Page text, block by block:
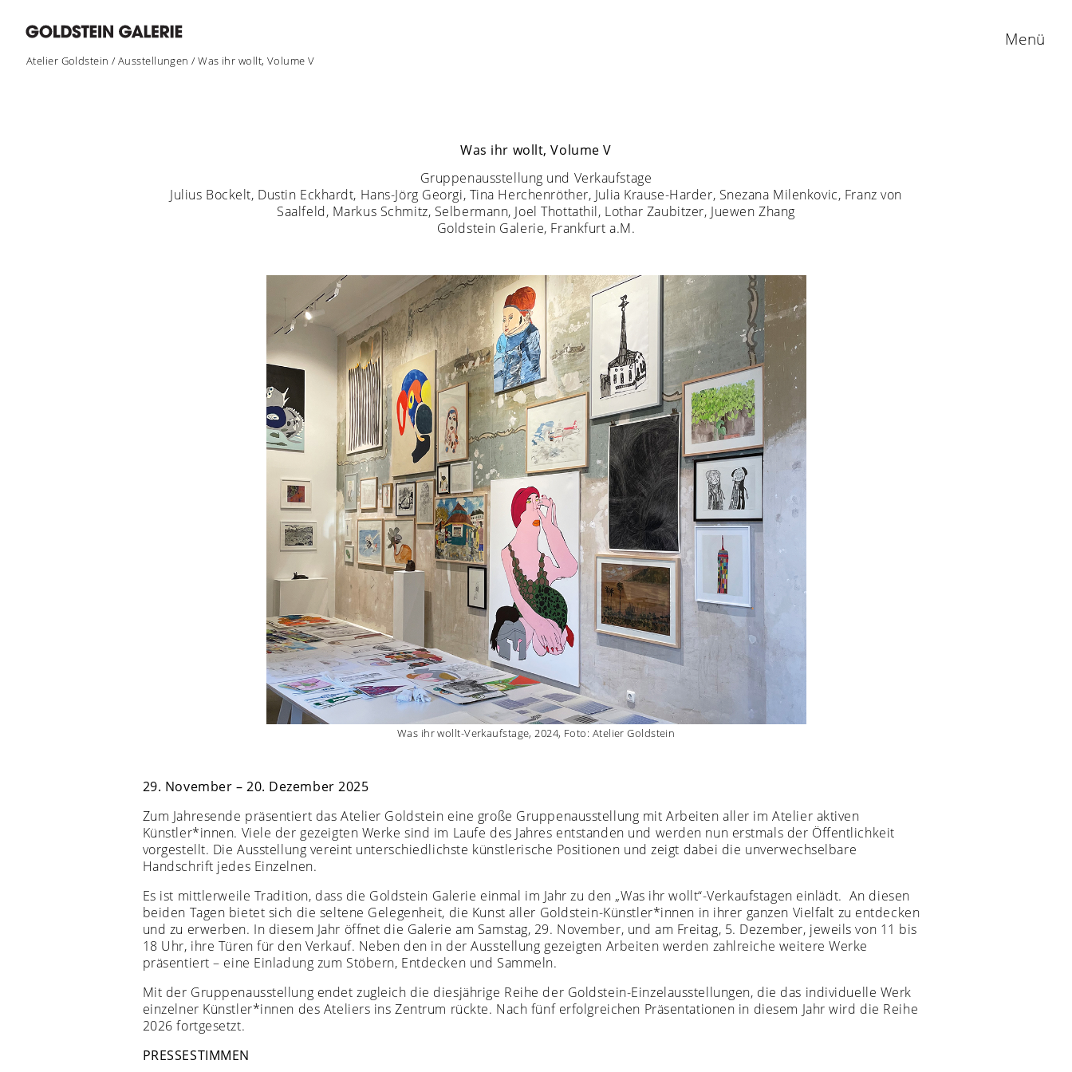
Atelier Goldstein /Ausstellungen /Was ihr wollt, Volume V
Menü
Was ihr wollt, Volume V
Gruppenausstellung und Verkaufstage
Julius Bockelt, Dustin Eckhardt, Hans-Jörg Georgi, Tina Herchenröther, Julia Krause-Harder, Snezana Milenkovic, Franz von
Saalfeld, Markus Schmitz, Selbermann, Joel Thottathil, Lothar Zaubitzer, Juewen Zhang
Goldstein Galerie, Frankfurt a.M.
Was ihr wollt-Verkaufstage, 2024, Foto: Atelier Goldstein
29. November – 20. Dezember 2025
Zum Jahresende präsentiert das Atelier Goldstein eine große Gruppenausstellung mit Arbeiten aller im Atelier aktiven
Künstler*innen. Viele der gezeigten Werke sind im Laufe des Jahres entstanden und werden nun erstmals der Öffentlichkeit
vorgestellt. Die Ausstellung vereint unterschiedlichste künstlerische Positionen und zeigt dabei die unverwechselbare
Handschrift jedes Einzelnen.
Es ist mittlerweile Tradition, dass die Goldstein Galerie einmal im Jahr zu den „Was ihr wollt“-Verkaufstagen einlädt. An diesen
beiden Tagen bietet sich die seltene Gelegenheit, die Kunst aller Goldstein-Künstler*innen in ihrer ganzen Vielfalt zu entdecken
und zu erwerben. In diesem Jahr öffnet die Galerie am Samstag, 29. November, und am Freitag, 5. Dezember, jeweils von 11 bis
18 Uhr, ihre Türen für den Verkauf. Neben den in der Ausstellung gezeigten Arbeiten werden zahlreiche weitere Werke
präsentiert – eine Einladung zum Stöbern, Entdecken und Sammeln.
Mit der Gruppenausstellung endet zugleich die diesjährige Reihe der Goldstein-Einzelausstellungen, die das individuelle Werk
einzelner Künstler*innen des Ateliers ins Zentrum rückte. Nach fünf erfolgreichen Präsentationen in diesem Jahr wird die Reihe
2026 fortgesetzt.
PRESSESTIMMEN